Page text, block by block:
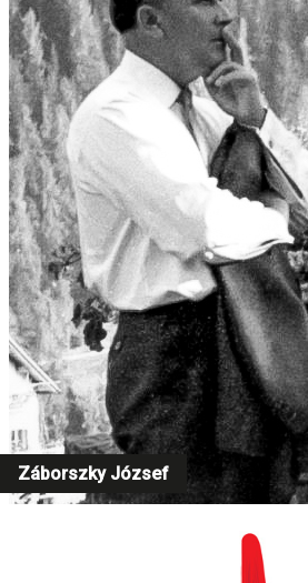
Záborszky József